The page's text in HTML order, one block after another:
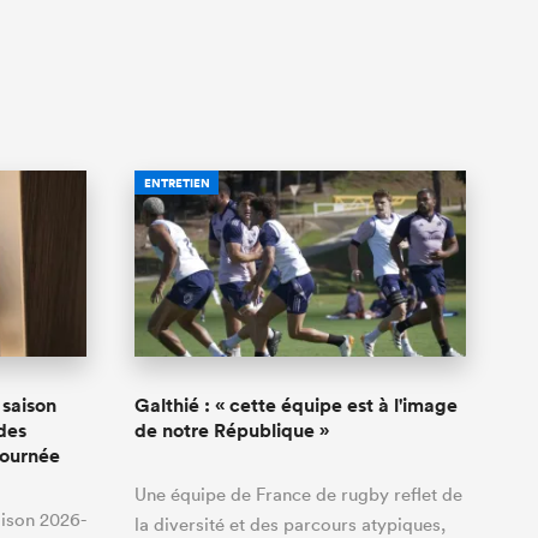
2026-
ENTRETIEN
Galthié : « cette équipe est à l'image
de notre République »
Une équipe de France de rugby reflet de
la diversité et des parcours atypiques,